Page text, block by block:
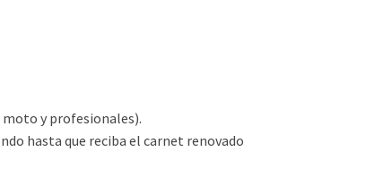
moto y profesionales).
hasta que reciba el carnet renovado